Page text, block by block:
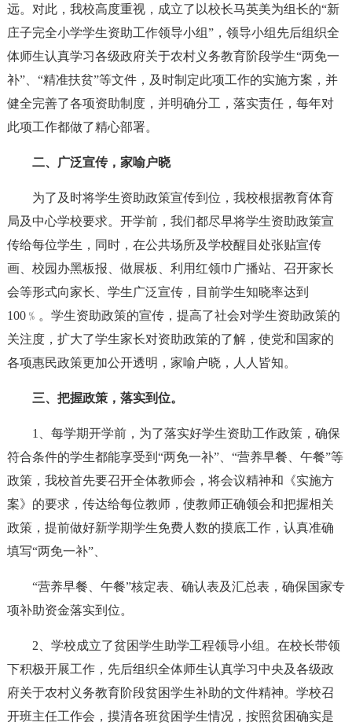
远。对此，我校高度重视，成立了以校长马英美为组长的“新
庄子完全小学学生资助工作领导小组”，领导小组先后组织全
体师生认真学习各级政府关于农村义务教育阶段学生“两免一
补”、“精准扶贫”等文件，及时制定此项工作的实施方案，并
健全完善了各项资助制度，并明确分工，落实责任，每年对
此项工作都做了精心部署。
二、广泛宣传，家喻户晓
为了及时将学生资助政策宣传到位，我校根据教育体育
局及中心学校要求。开学前，我们都尽早将学生资助政策宣
传给每位学生，同时，在公共场所及学校醒目处张贴宣传
画、校园办黑板报、做展板、利用红领巾广播站、召开家长
会等形式向家长、学生广泛宣传，目前学生知晓率达到
100﹪。学生资助政策的宣传，提高了社会对学生资助政策的
关注度，扩大了学生家长对资助政策的了解，使党和国家的
各项惠民政策更加公开透明，家喻户晓，人人皆知。
三、把握政策，落实到位。
1、每学期开学前，为了落实好学生资助工作政策，确保
符合条件的学生都能享受到“两免一补”、“营养早餐、午餐”等
政策，我校首先要召开全体教师会，将会议精神和《实施方
案》的要求，传达给每位教师，使教师正确领会和把握相关
政策，提前做好新学期学生免费人数的摸底工作，认真准确
填写“两免一补”、
“营养早餐、午餐”核定表、确认表及汇总表，确保国家专
项补助资金落实到位。
2、学校成立了贫困学生助学工程领导小组。在校长带领
下积极开展工作，先后组织全体师生认真学习中央及各级政
府关于农村义务教育阶段贫困学生补助的文件精神。学校召
开班主任工作会，摸清各班贫困学生情况，按照贫困确实是